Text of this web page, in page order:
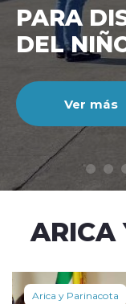
CIENTO
DE JULIO
Ver más
ARICA
Arica y Parinacota